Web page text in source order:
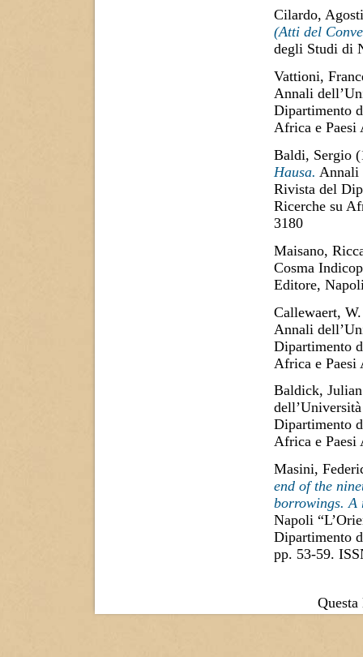
Cilardo,
(Atti del
degli Studi di
Vattioni,
Annali
Dipartimento
Africa e Paesi
Baldi, Sergio
Hausa. Annali
Rivista del
Ricerche su
3180
Maisano,
Cosma
Editore,
Callewaert,
Annali
Dipartimento
Africa e Paesi
Baldick, Julian
Dipartimento
Africa e Paesi
Masini,
end of the
borrowings. A
Napoli
Dipartimento
pp. 53-59.